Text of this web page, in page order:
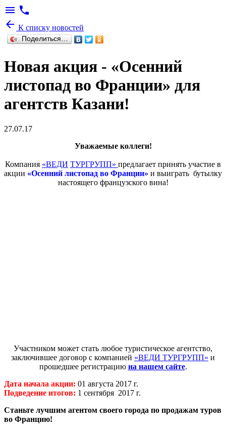
menu phone
arrow_back К списку новостей
Поделиться…
Новая акция - «Осенний
листопад во Франции» для
агентств Казани!
27.07.17
Уважаемые коллеги!
Компания «ВЕДИ ТУРГРУПП» предлагает принять участие в
акции «Осенний листопад во Франции» и выиграть бутылку
настоящего французского вина!
Участником может стать любое туристическое агентство,
заключившее договор с компанией «ВЕДИ ТУРГРУПП» и
прошедшее регистрацию на нашем сайте.
Дата начала акции: 01 августа 2017 г.
Подведение итогов: 1 сентября 2017 г.
Станьте лучшим агентом своего города по продажам туров
во Францию!